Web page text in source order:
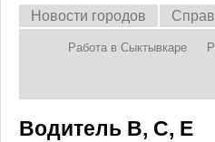
Новости городов
Работа в Сыктывкаре
Водитель В, С, Е